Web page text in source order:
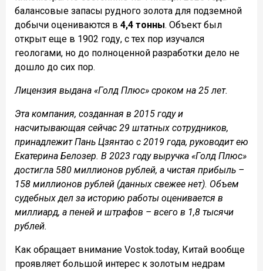
балансовые запасы рудного золота для подземной
добычи оцениваются в 4,4 тонны. Объект был
открыт еще в 1902 году, с тех пор изучался
геологами, но до полноценной разработки дело не
дошло до сих пор.
Лицензия выдана «Голд Плюс» сроком на 25 лет.
Эта компания, созданная в 2015 году и
насчитывающая сейчас 29 штатных сотрудников,
принадлежит Пань Цзянтао с 2019 года, руководит ею
Екатерина Белозер. В 2023 году выручка «Голд Плюс»
достигла 580 миллионов рублей, а чистая прибыль –
158 миллионов рублей (данных свежее нет). Объем
судебных дел за историю работы оценивается в
миллиард, а пеней и штрафов – всего в 1,8 тысячи
рублей.
Как обращает внимание Vostok.today, Китай вообще
проявляет большой интерес к золотым недрам